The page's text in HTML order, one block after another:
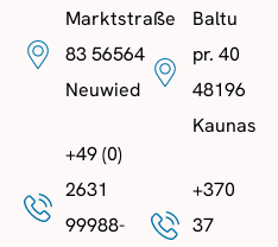
Marktstraße
83 56564
Neuwied
+49 (0)
2631
99988-
Baltu
pr. 40
48196
Kaunas
+370
37